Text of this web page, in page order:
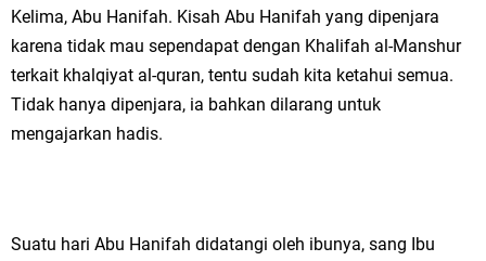
Kelima, Abu Hanifah. Kisah Abu Hanifah yang dipenjara
karena tidak mau sependapat dengan Khalifah al-Manshur
terkait khalqiyat al-quran, tentu sudah kita ketahui semua.
Tidak hanya dipenjara, ia bahkan dilarang untuk
mengajarkan hadis.
Suatu hari Abu Hanifah didatangi oleh ibunya, sang Ibu